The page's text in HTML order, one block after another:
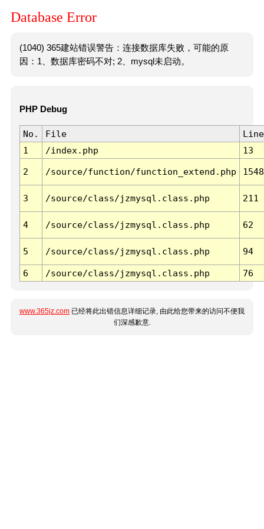
Database Error
(1040) 365建站错误警告：连接数据库失败，可能的原
因：1、数据库密码不对; 2、mysql未启动。
PHP Debug
No. File
Line
1
/index.php 13
2 /source/function/function_extend.php 1548
3 /source/class/jzmysql.class.php 211
4 /source/class/jzmysql.class.php 62
5 /source/class/jzmysql.class.php 94
6 /source/class/jzmysql.class.php 76
www.365jz.com 已经将此出错信息详细记录, 由此给您带来的访问不便我
们深感歉意.